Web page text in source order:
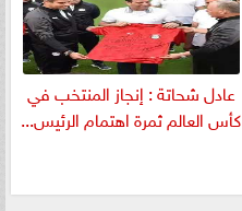
عادل شحاتة : إنجاز المنتخب في
كأس العالم ثمرة اهتمام الرئيس...